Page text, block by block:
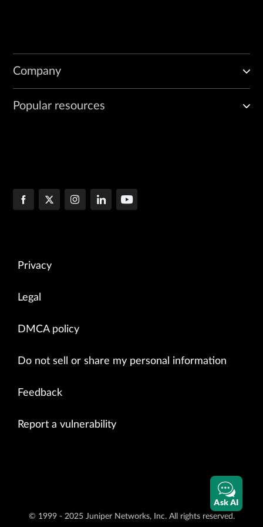
Company
Popular resources
Privacy
Legal
DMCA policy
Do not sell or share my personal information
Feedback
Report a vulnerability
© 1999 - 2025 Juniper Networks, Inc. All rights reserved.
Ask AI